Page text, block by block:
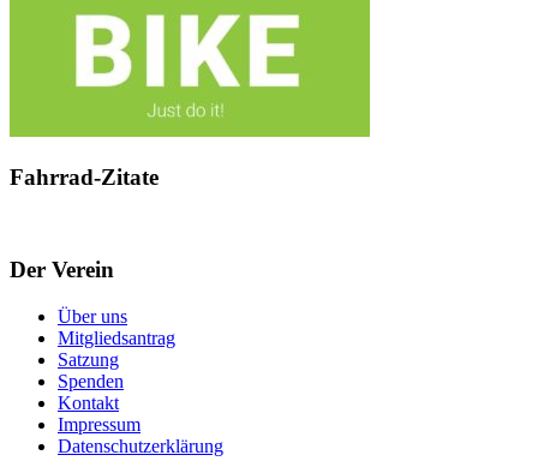
Fahrrad-Zitate
Der Verein
Über uns
Mitgliedsantrag
Satzung
Spenden
Kontakt
Impressum
Datenschutzerklärung